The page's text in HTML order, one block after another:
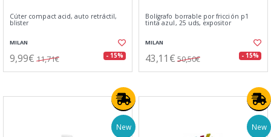
Cúter compact acid, auto retráctil,
blister
MILAN
9,99€ 11,71€ - 15%
Bolígrafo borrable por fricción p1
tinta azul, 25 uds, expositor
MILAN
43,11€ 50,50€ - 15%
New New